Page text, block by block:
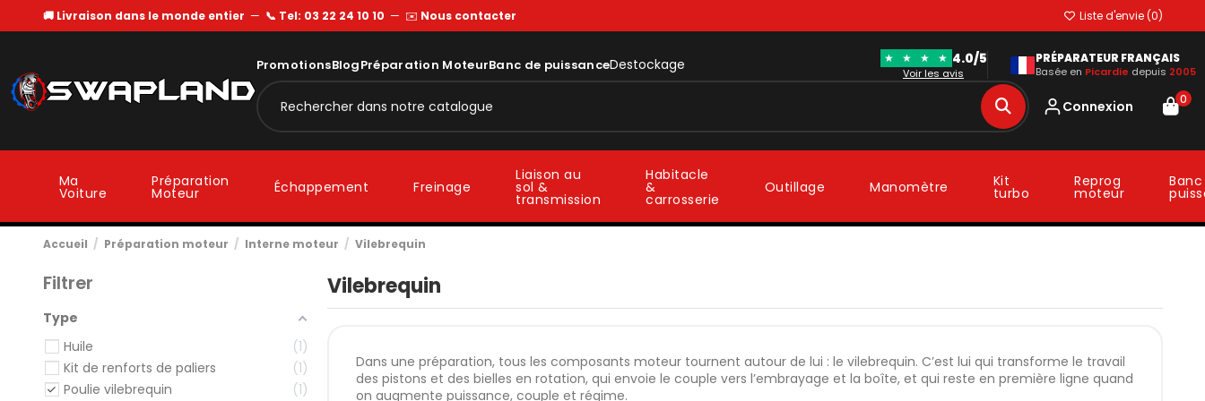
🚚 Livraison dans le monde entier — 📞 Tel: 03 22 24 10 10 — ✉️ Nous contacter Liste d'envie (0)
PromotionsBlogPréparation MoteurBanc de puissanceDestockage ★ ★ ★ ★ 4.0/5
Voir les avis
PRÉPARATEUR FRANÇAIS
Basée en Picardie depuis 2005
Connexion 0
Ma
Voiture
Préparation
Moteur Échappement Freinage
Liaison au
sol &
transmission
Habitacle
&
carrosserie
Outillage Manomètre Kit
turbo
Reprog
moteur
Accueil Préparation moteur Interne moteur Vilebrequin
Vilebrequin
Dans une préparation, tous les composants moteur tournent autour de lui : le vilebrequin. C’est lui qui transforme le travail
des pistons et des bielles en rotation, qui envoie le couple vers l’embrayage et la boîte, et qui reste en première ligne quand
on augmente puissance, couple et régime.
Filtrer
Type
Huile
1
Kit de renforts de paliers
1
Poulie vilebrequin
1